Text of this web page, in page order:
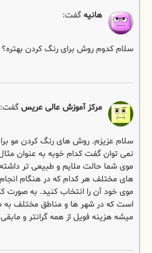
هانیه گفت:
سلام کدوم روش برای رنگ کردن بهتره؟
مرکز آموزش عالی عریس گفت:
سلام عزیزم. روش های رنگ کردن مو
نمی توان گفت کدام خوبه به عنوان
موی شما حالت ملایم و طبیعی تر
های مختلف هر کدام که در هنگام
موی خود آن را انتخاب کنید. به صورت
است که در شهر ها و مناطق مختلف به
میشه هزینه فویل از همه گرانتر و